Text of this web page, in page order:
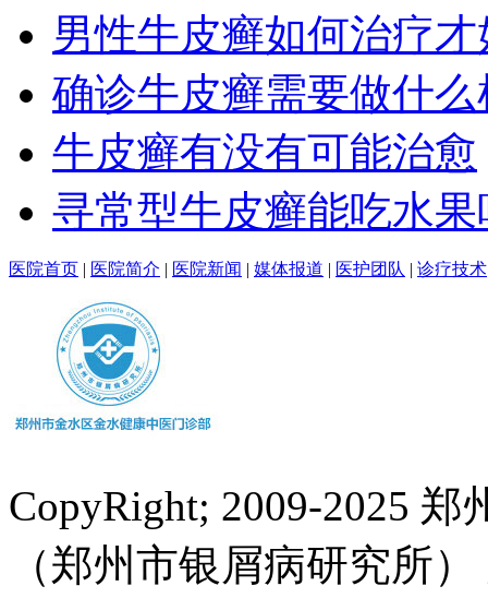
男性牛皮癣如何治疗才
确诊牛皮癣需要做什
牛皮癣有没有可能治愈
寻常型牛皮癣能吃水果
医院首页 | 医院简介 | 医院新闻 | 媒体报道 | 医护团队 | 诊疗技术
CopyRight; 2009-2025
（郑州市银屑病研究所